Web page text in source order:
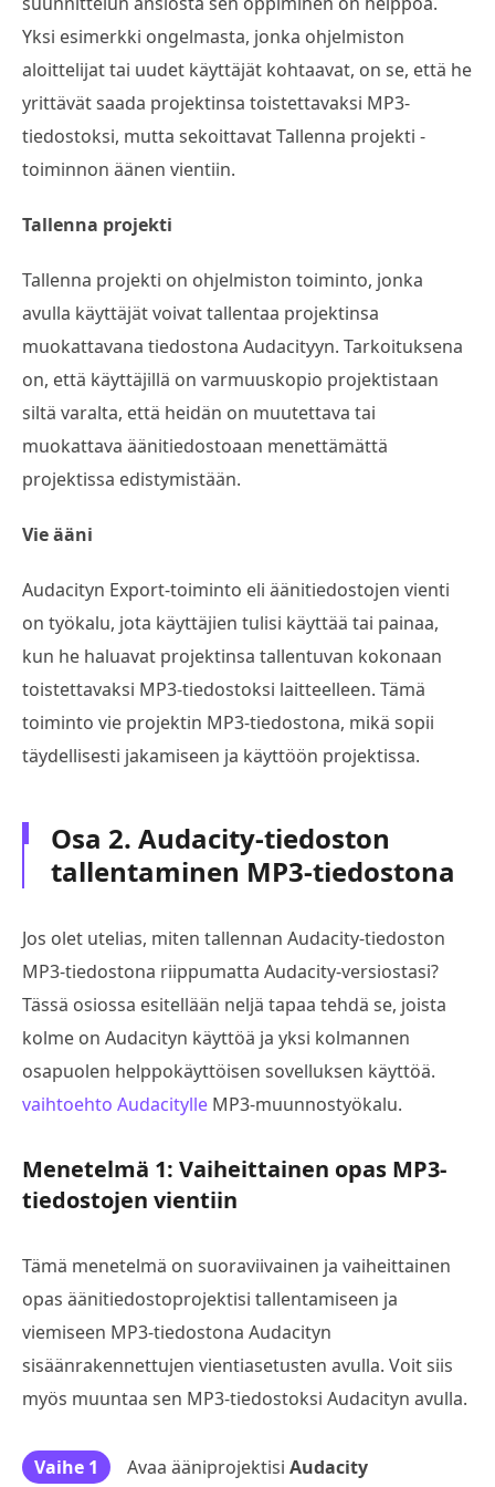
Yksi esimerkki ongelmasta, jonka ohjelmiston
aloittelijat tai uudet käyttäjät kohtaavat, on se, että he
yrittävät saada projektinsa toistettavaksi MP3-
tiedostoksi, mutta sekoittavat Tallenna projekti -
toiminnon äänen vientiin.
Tallenna projekti
Tallenna projekti on ohjelmiston toiminto, jonka
avulla käyttäjät voivat tallentaa projektinsa
muokattavana tiedostona Audacityyn. Tarkoituksena
on, että käyttäjillä on varmuuskopio projektistaan
siltä varalta, että heidän on muutettava tai
muokattava äänitiedostoaan menettämättä
projektissa edistymistään.
Vie ääni
Audacityn Export-toiminto eli äänitiedostojen vienti
on työkalu, jota käyttäjien tulisi käyttää tai painaa,
kun he haluavat projektinsa tallentuvan kokonaan
toistettavaksi MP3-tiedostoksi laitteelleen. Tämä
toiminto vie projektin MP3-tiedostona, mikä sopii
täydellisesti jakamiseen ja käyttöön projektissa.
Osa 2. Audacity-tiedoston
tallentaminen MP3-tiedostona
Jos olet utelias, miten tallennan Audacity-tiedoston
MP3-tiedostona riippumatta Audacity-versiostasi?
Tässä osiossa esitellään neljä tapaa tehdä se, joista
kolme on Audacityn käyttöä ja yksi kolmannen
osapuolen helppokäyttöisen sovelluksen käyttöä.
vaihtoehto Audacitylle MP3-muunnostyökalu.
Menetelmä 1: Vaiheittainen opas MP3-
tiedostojen vientiin
Tämä menetelmä on suoraviivainen ja vaiheittainen
opas äänitiedostoprojektisi tallentamiseen ja
viemiseen MP3-tiedostona Audacityn
sisäänrakennettujen vientiasetusten avulla. Voit siis
myös muuntaa sen MP3-tiedostoksi Audacityn avulla.
Vaihe 1 Avaa ääniprojektisi Audacity